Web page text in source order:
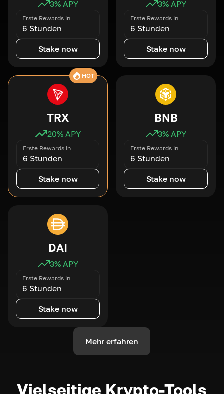
3% APY
Erste Rewards in
6 Stunden
Stake now
3% APY
Erste Rewards in
6 Stunden
Stake now
HOT
TRX
20% APY
Erste Rewards in
6 Stunden
Stake now
BNB
3% APY
Erste Rewards in
6 Stunden
Stake now
DAI
3% APY
Erste Rewards in
6 Stunden
Stake now
Mehr erfahren
Vielseitige Krypto-Tools